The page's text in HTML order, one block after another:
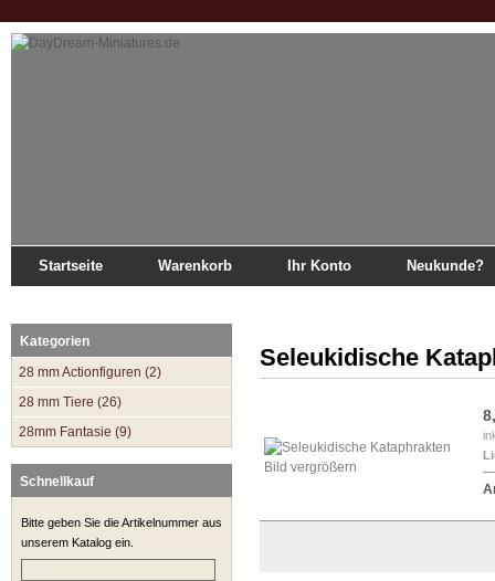
Startseite Warenkorb Ihr Konto Neukunde?
Kategorien
28 mm Actionfiguren (2)
28 mm Tiere (26)
28mm Fantasie (9)
Schnellkauf
Bitte geben Sie die Artikelnummer aus
unserem Katalog ein.
Seleukidische
Bild vergrößern